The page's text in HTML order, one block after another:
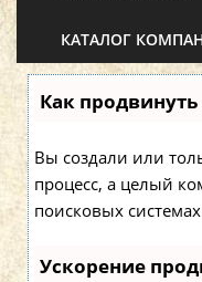
КАТАЛОГ
Как
Вы создали или
процесс, а целый
поисковых
Ускорение